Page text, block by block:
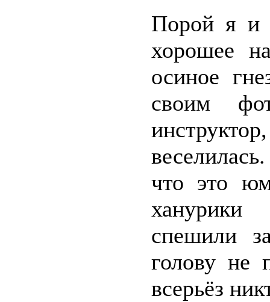
Порой я и
хорошее
осиное
своим
что это
спешили
голову не
всерьёз